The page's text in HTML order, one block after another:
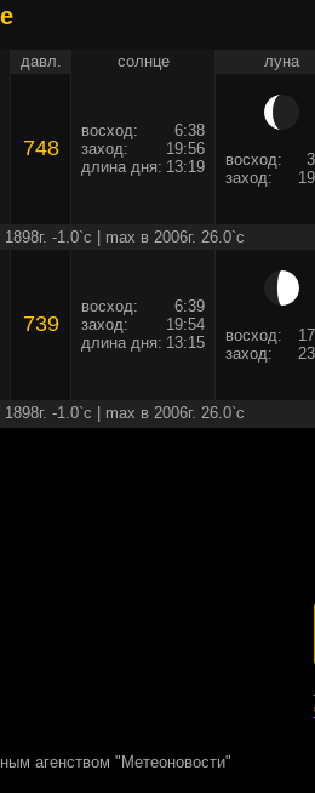
давл. солнце луна
748
восход:
6:38
заход:
19:56
длина дня: 13:19 восход:
заход:
-1.0`c | max в 2006г. 26.0`c
739
восход:
6:39
заход:
19:54
длина дня: 13:15 восход:
заход:
-1.0`c | max в 2006г. 26.0`c
агенством "Метеоновости"